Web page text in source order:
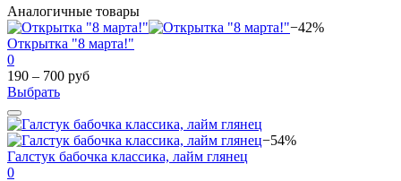
Аналогичные товары
−42%
Открытка "8 марта!"
0
190 – 700 руб
Выбрать
−54%
Галстук бабочка классика, лайм глянец
0